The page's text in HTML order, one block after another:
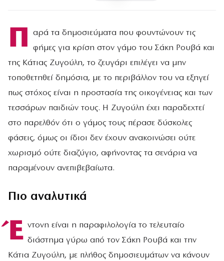
Π
αρά τα δημοσιεύματα που φουντώνουν τις
φήμες για κρίση στον γάμο του Σάκη Ρουβά και
της Κάτιας Ζυγούλη, το ζευγάρι επιλέγει να μην
τοποθετηθεί δημόσια, με το περιβάλλον του να εξηγεί
πως στόχος είναι η προστασία της οικογένειας και των
τεσσάρων παιδιών τους. Η Ζυγούλη έχει παραδεχτεί
στο παρελθόν ότι ο γάμος τους πέρασε δύσκολες
φάσεις, όμως οι ίδιοι δεν έχουν ανακοινώσει ούτε
χωρισμό ούτε διαζύγιο, αφήνοντας τα σενάρια να
παραμένουν ανεπιβεβαίωτα.
Πιο αναλυτικά
Έ ντονη είναι η παραφιλολογία το τελευταίο
διάστημα γύρω από τον Σάκη Ρουβά και την
Κάτια Ζυγούλη, με πλήθος δημοσιευμάτων να κάνουν